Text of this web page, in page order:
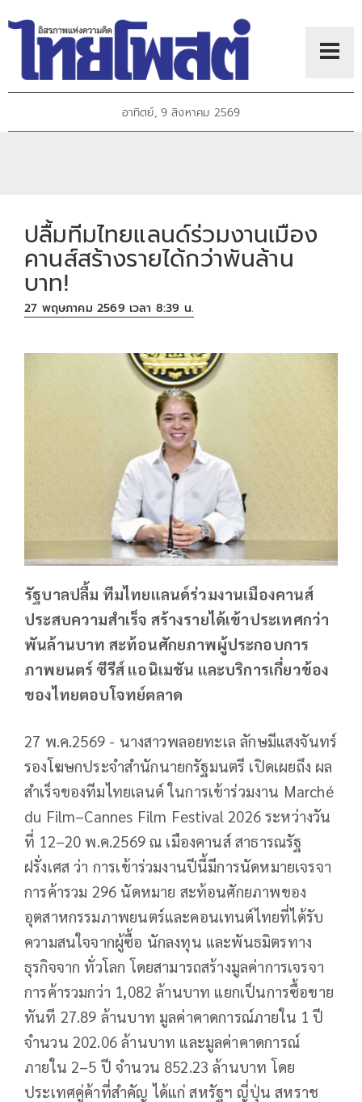
อาทิตย์, 9 สิงหาคม 2569
ปลื้มทีมไทยแลนด์ร่วมงานเมือง
คานส์สร้างรายได้กว่าพันล้าน
บาท!
27 พฤษภาคม 2569 เวลา 8:39 น.
รัฐบาลปลื้ม ทีมไทยแลนด์ร่วมงานเมืองคานส์
ประสบความสำเร็จ สร้างรายได้เข้าประเทศกว่า
พันล้านบาท สะท้อนศักยภาพผู้ประกอบการ
ภาพยนตร์ ซีรีส์ แอนิเมชัน และบริการเกี่ยวข้อง
ของไทยตอบโจทย์ตลาด
27 พ.ค.2569 - นางสาวพลอยทะเล ลักษมีแสงจันทร์
รองโฆษกประจำสำนักนายกรัฐมนตรี เปิดเผยถึง ผล
สำเร็จของทีมไทยเลนด์ ในการเข้าร่วมงาน Marché
du Film–Cannes Film Festival 2026 ระหว่างวัน
ที่ 12–20 พ.ค.2569 ณ เมืองคานส์ สาธารณรัฐ
ฝรั่งเศส ว่า การเข้าร่วมงานปีนี้มีการนัดหมายเจรจา
การค้ารวม 296 นัดหมาย สะท้อนศักยภาพของ
อุตสาหกรรมภาพยนตร์และคอนเทนต์ไทยที่ได้รับ
ความสนใจจากผู้ซื้อ นักลงทุน และพันธมิตรทาง
ธุรกิจจาก ทั่วโลก โดยสามารถสร้างมูลค่าการเจรจา
การค้ารวมกว่า 1,082 ล้านบาท แยกเป็นการซื้อขาย
ทันที 27.89 ล้านบาท มูลค่าคาดการณ์ภายใน 1 ปี
จำนวน 202.06 ล้านบาท และมูลค่าคาดการณ์
ภายใน 2–5 ปี จำนวน 852.23 ล้านบาท โดย
ประเทศคู่ค้าที่สำคัญ ได้แก่ สหรัฐฯ ญี่ปุ่น สหราช